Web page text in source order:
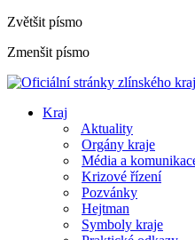
Zvětšit písmo
Zmenšit písmo
Kraj
Aktuality
Orgány kraje
Média a
Krizové řízení
Pozvánky
Hejtman
Symboly kraje